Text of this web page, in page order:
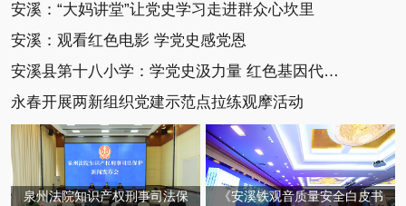
安溪：“大妈讲堂”让党史学习走进群众心坎里
安溪：观看红色电影 学党史感党恩
安溪县第十八小学：学党史汲力量 红色基因代代传
永春开展两新组织党建示范点拉练观摩活动
泉州法院知识产权刑事司法保 《安溪铁观音质量安全白皮书